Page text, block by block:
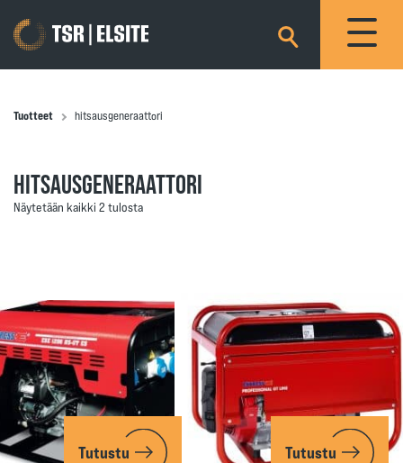
×
Tuotteet hitsausgeneraattori
HITSAUSGENERAATTORI
Näytetään kaikki 2 tulosta
Tutustu Tutustu